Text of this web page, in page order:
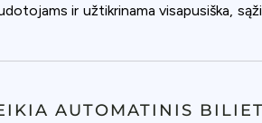
ir užtikrinama visapusiška,
AUTOMATINIS